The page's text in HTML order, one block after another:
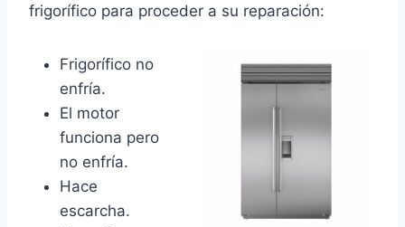
frigorífico para proceder a su reparación:
Frigorífico no
enfría.
El motor
funciona pero
no enfría.
Hace
escarcha.